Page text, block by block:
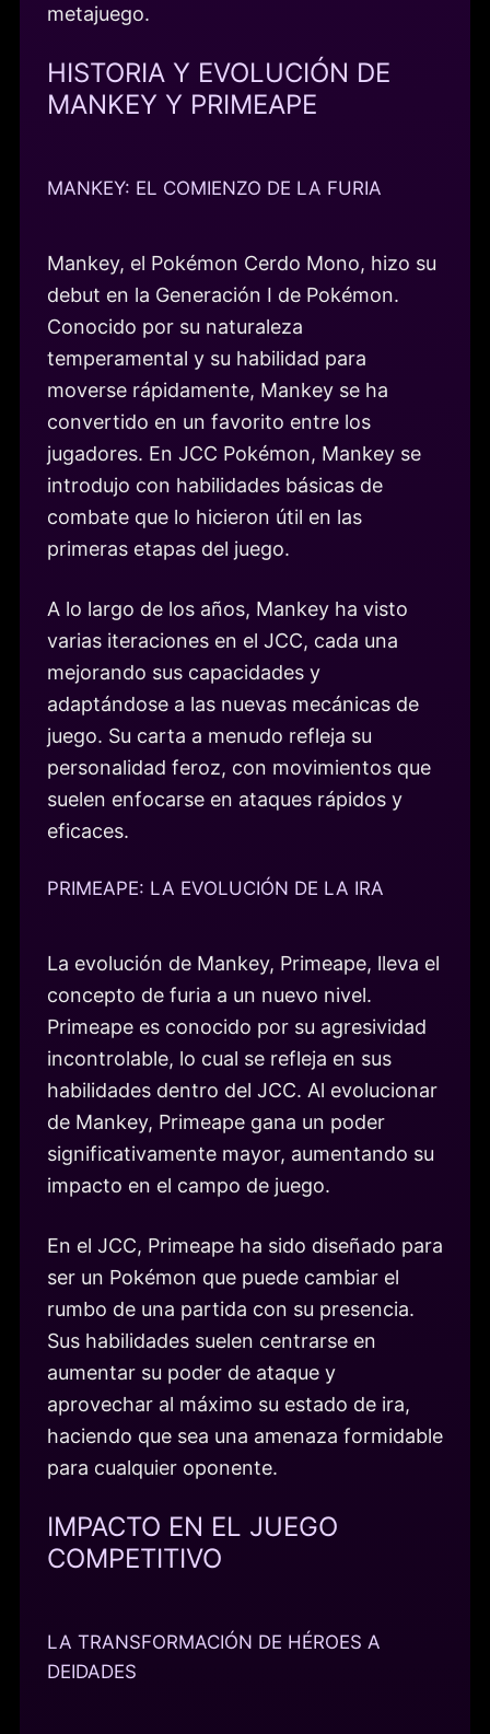
metajuego.
HISTORIA Y EVOLUCIÓN DE
MANKEY Y PRIMEAPE
MANKEY: EL COMIENZO DE LA FURIA
Mankey, el Pokémon Cerdo Mono, hizo su
debut en la Generación I de Pokémon.
Conocido por su naturaleza
temperamental y su habilidad para
moverse rápidamente, Mankey se ha
convertido en un favorito entre los
jugadores. En JCC Pokémon, Mankey se
introdujo con habilidades básicas de
combate que lo hicieron útil en las
primeras etapas del juego.
A lo largo de los años, Mankey ha visto
varias iteraciones en el JCC, cada una
mejorando sus capacidades y
adaptándose a las nuevas mecánicas de
juego. Su carta a menudo refleja su
personalidad feroz, con movimientos que
suelen enfocarse en ataques rápidos y
eficaces.
PRIMEAPE: LA EVOLUCIÓN DE LA IRA
La evolución de Mankey, Primeape, lleva el
concepto de furia a un nuevo nivel.
Primeape es conocido por su agresividad
incontrolable, lo cual se refleja en sus
habilidades dentro del JCC. Al evolucionar
de Mankey, Primeape gana un poder
significativamente mayor, aumentando su
impacto en el campo de juego.
En el JCC, Primeape ha sido diseñado para
ser un Pokémon que puede cambiar el
rumbo de una partida con su presencia.
Sus habilidades suelen centrarse en
aumentar su poder de ataque y
aprovechar al máximo su estado de ira,
haciendo que sea una amenaza formidable
para cualquier oponente.
IMPACTO EN EL JUEGO
COMPETITIVO
LA TRANSFORMACIÓN DE HÉROES A
DEIDADES